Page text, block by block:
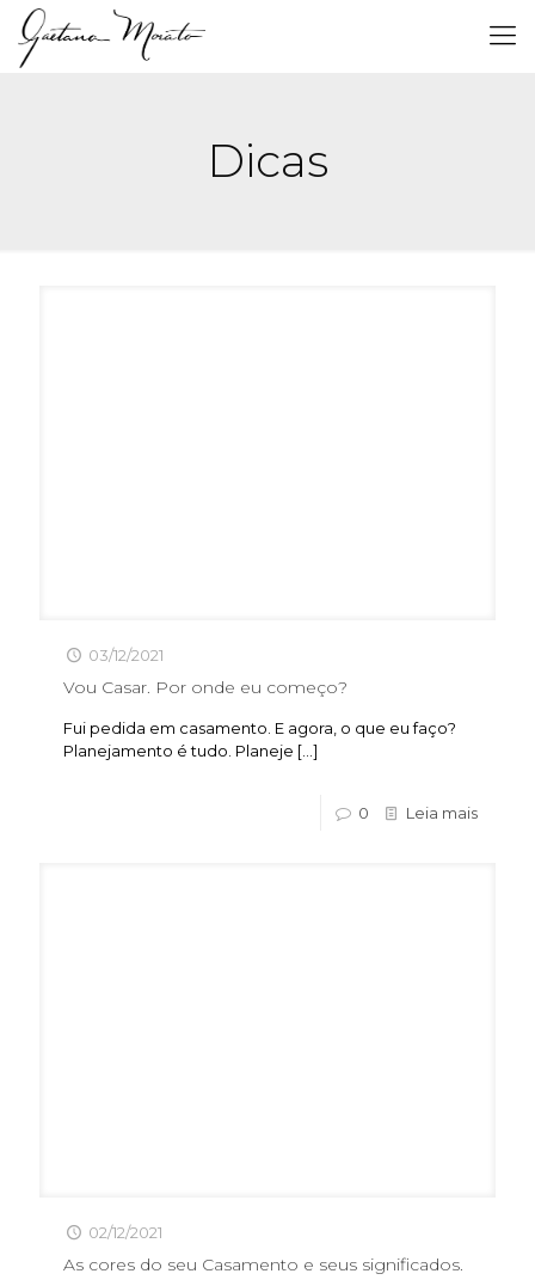
Dicas
03/12/2021
Vou Casar. Por onde eu começo?
Fui pedida em casamento. E agora, o que eu faço?
Planejamento é tudo. Planeje […]
0 Leia mais
02/12/2021
As cores do seu Casamento e seus significados.